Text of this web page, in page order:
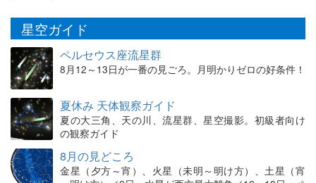
星空ガイド
ペルセウス座流星群
8月12～13日が一番の見ごろ。月明かりゼロの好条件！
夏休み 天体観察ガイド
夏の大三角、天の川、流星群、星空撮影。初級者向け
の観察ガイド
8月の見どころ
金星（夕方～宵）、火星（未明～明け方）、土星（宵